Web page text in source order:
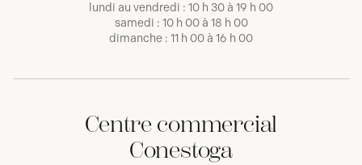
lundi au vendredi : 10 h 30 à 19 h 00
samedi : 10 h 00 à 18 h 00
dimanche : 11 h 00 à 16 h 00
Centre commercial
Conestoga